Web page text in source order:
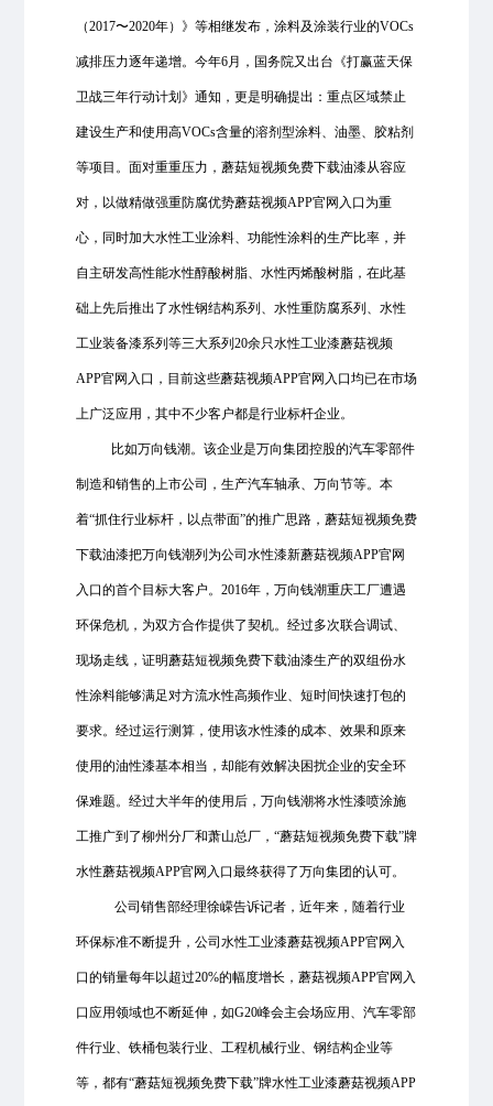
（2017〜2020年）》等相继发布，涂料及涂装行业的VOCs
减排压力逐年递增。今年6月，国务院又出台《打赢蓝天保
卫战三年行动计划》通知，更是明确提出：重点区域禁止
建设生产和使用高VOCs含量的溶剂型涂料、油墨、胶粘剂
等项目。面对重重压力，蘑菇短视频免费下载油漆从容应
对，以做精做强重防腐优势蘑菇视频APP官网入口为重
心，同时加大水性工业涂料、功能性涂料的生产比率，并
自主研发高性能水性醇酸树脂、水性丙烯酸树脂，在此基
础上先后推出了水性钢结构系列、水性重防腐系列、水性
工业装备漆系列等三大系列20余只水性工业漆蘑菇视频
APP官网入口，目前这些蘑菇视频APP官网入口均已在市场
上广泛应用，其中不少客户都是行业标杆企业。
比如万向钱潮。该企业是万向集团控股的汽车零部件
制造和销售的上市公司，生产汽车轴承、万向节等。本
着“抓住行业标杆，以点带面”的推广思路，蘑菇短视频免费
下载油漆把万向钱潮列为公司水性漆新蘑菇视频APP官网
入口的首个目标大客户。2016年，万向钱潮重庆工厂遭遇
环保危机，为双方合作提供了契机。经过多次联合调试、
现场走线，证明蘑菇短视频免费下载油漆生产的双组份水
性涂料能够满足对方流水性高频作业、短时间快速打包的
要求。经过运行测算，使用该水性漆的成本、效果和原来
使用的油性漆基本相当，却能有效解决困扰企业的安全环
保难题。经过大半年的使用后，万向钱潮将水性漆喷涂施
工推广到了柳州分厂和萧山总厂，“蘑菇短视频免费下载”牌
水性蘑菇视频APP官网入口最终获得了万向集团的认可。
公司销售部经理徐嵘告诉记者，近年来，随着行业
环保标准不断提升，公司水性工业漆蘑菇视频APP官网入
口的销量每年以超过20%的幅度增长，蘑菇视频APP官网入
口应用领域也不断延伸，如G20峰会主会场应用、汽车零部
件行业、铁桶包装行业、工程机械行业、钢结构企业等
等，都有“蘑菇短视频免费下载”牌水性工业漆蘑菇视频APP